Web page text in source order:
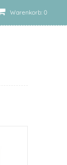
Warenkorb: 0